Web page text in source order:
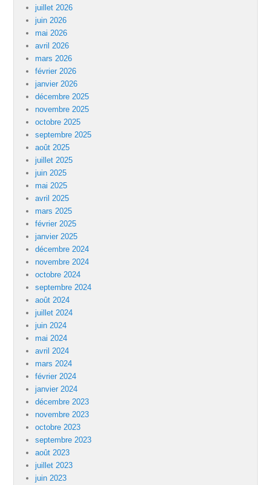
juillet 2026
juin 2026
mai 2026
avril 2026
mars 2026
février 2026
janvier 2026
décembre 2025
novembre 2025
octobre 2025
septembre 2025
août 2025
juillet 2025
juin 2025
mai 2025
avril 2025
mars 2025
février 2025
janvier 2025
décembre 2024
novembre 2024
octobre 2024
septembre 2024
août 2024
juillet 2024
juin 2024
mai 2024
avril 2024
mars 2024
février 2024
janvier 2024
décembre 2023
novembre 2023
octobre 2023
septembre 2023
août 2023
juillet 2023
juin 2023